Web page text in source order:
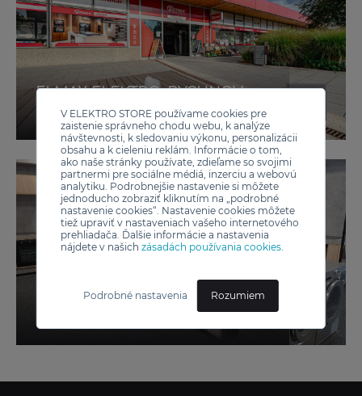
V ELEKTRO STORE používame cookies pre
zaistenie správneho chodu webu, k analýze
návštevnosti, k sledovaniu výkonu, personalizácii
obsahu a k cieleniu reklám. Informácie o tom,
ako naše stránky používate, zdieľame so svojimi
partnermi pre sociálne médiá, inzerciu a webovú
analytiku. Podrobnejšie nastavenie si môžete
jednoducho zobraziť kliknutím na „podrobné
nastavenie cookies“. Nastavenie cookies môžete
tiež upraviť v nastaveniach vašeho internetového
prehliadača. Ďalšie informácie a nastavenia
nájdete v našich zásadách používania cookies.
Podrobné nastavenia Rozumiem
ELMAX ELEKTRO, RYCHNOV
NAD KNĚŽNOU
ELMAX STORE, TĚRLICKO